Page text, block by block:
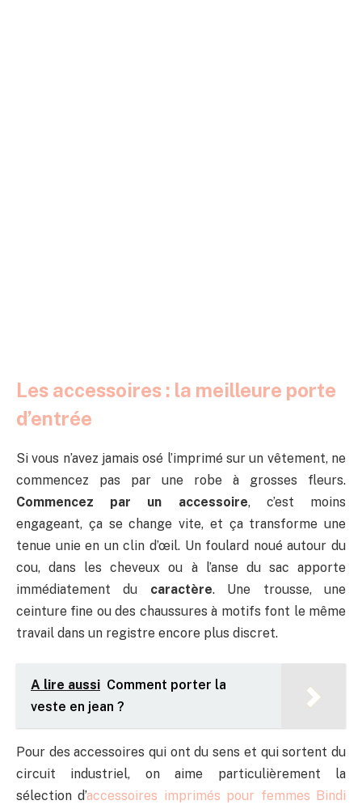
Les accessoires : la meilleure porte
d’entrée
Si vous n’avez jamais osé l’imprimé sur un vêtement, ne
commencez pas par une robe à grosses fleurs.
Commencez par un accessoire, c’est moins
engageant, ça se change vite, et ça transforme une
tenue unie en un clin d’œil. Un foulard noué autour du
cou, dans les cheveux ou à l’anse du sac apporte
immédiatement du caractère. Une trousse, une
ceinture fine ou des chaussures à motifs font le même
travail dans un registre encore plus discret.
A lire aussi Comment porter la
veste en jean ?
Pour des accessoires qui ont du sens et qui sortent du
circuit industriel, on aime particulièrement la
sélection d’accessoires imprimés pour femmes Bindi